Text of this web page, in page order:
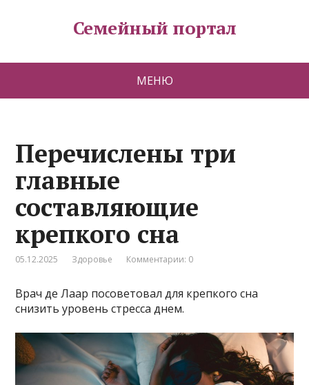
Семейный портал
МЕНЮ
Перечислены три
главные
составляющие
крепкого сна
05.12.2025 Здоровье Комментарии: 0
Врач де Лаар посоветовал для крепкого сна
снизить уровень стресса днем.